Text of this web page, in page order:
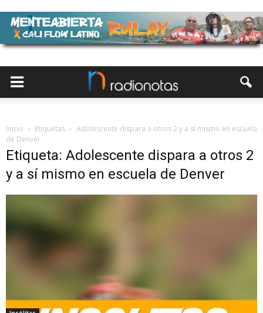
Inicio Etiquetas
Adolescente dispara a otros 2 y a sí mismo en escuela
de Denver
Etiqueta: Adolescente dispara a otros 2
y a sí mismo en escuela de Denver